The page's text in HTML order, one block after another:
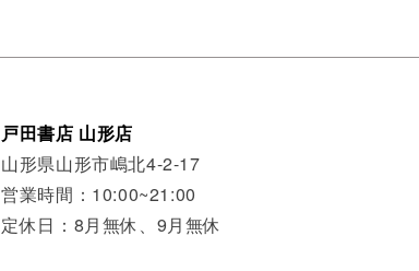
戸田書店 山形店
山形県山形市嶋北4-2-17
営業時間：10:00~21:00
定休日：8月無休、9月無休